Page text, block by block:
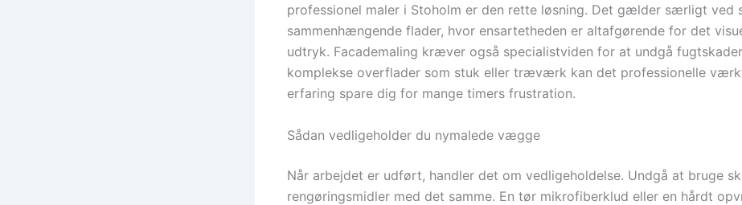
professionel maler i Stoholm er den rette løsning. Det gælder særligt ved
sammenhængende flader, hvor ensartetheden er altafgørende for det
udtryk. Facademaling kræver også specialistviden for at undgå
komplekse overflader som stuk eller træværk kan det professionelle
erfaring spare dig for mange timers frustration.
Sådan vedligeholder du nymalede vægge
Når arbejdet er udført, handler det om vedligeholdelse. Undgå at bruge
rengøringsmidler med det samme. En tør mikrofiberklud eller en hårdt